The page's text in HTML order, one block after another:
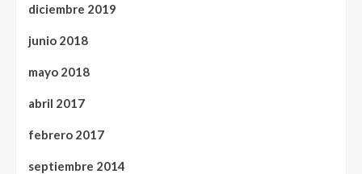
diciembre 2019
junio 2018
mayo 2018
abril 2017
febrero 2017
septiembre 2014